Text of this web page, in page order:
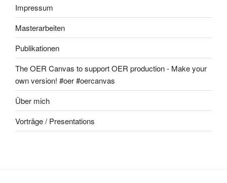
Impressum
Masterarbeiten
Publikationen
The OER Canvas to support OER production - Make your
own version! #oer #oercanvas
Über mich
Vorträge / Presentations